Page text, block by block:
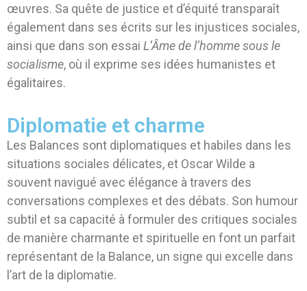
œuvres. Sa quête de justice et d’équité transparaît
également dans ses écrits sur les injustices sociales,
ainsi que dans son essai L’Âme de l’homme sous le
socialisme, où il exprime ses idées humanistes et
égalitaires.
Diplomatie et charme
Les Balances sont diplomatiques et habiles dans les
situations sociales délicates, et Oscar Wilde a
souvent navigué avec élégance à travers des
conversations complexes et des débats. Son humour
subtil et sa capacité à formuler des critiques sociales
de manière charmante et spirituelle en font un parfait
représentant de la Balance, un signe qui excelle dans
l’art de la diplomatie.